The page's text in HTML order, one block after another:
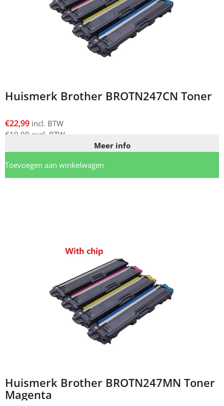
Huismerk Brother BROTN247CN Toner
€22,99 incl. BTW
€19,00 excl. BTW
Meer info
Toevoegen aan winkelwagen
Huismerk Brother BROTN247MN Toner
Magenta